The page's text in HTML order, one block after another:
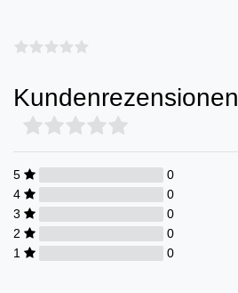
Kundenrezensionen
5
0
4
0
3
0
2
0
1
0